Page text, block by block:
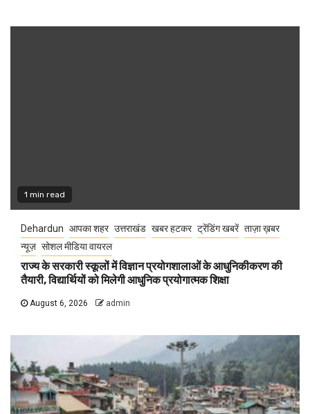
1 min read
Dehardun आपका शहर उत्तराखंड खबर हटकर ट्रेंडिंग खबरें ताज़ा ख़बर
न्यूज़ सोशल मीडिया वायरल
राज्य के सरकारी स्कूलों में विज्ञान प्रयोगशालाओं के आधुनिकीकरण की
तैयारी, विद्यार्थियों को मिलेगी आधुनिक प्रयोगात्मक शिक्षा
August 6, 2026 admin